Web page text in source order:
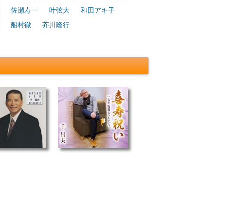
佐瀬寿一 叶弦大
和田アキ子
船村徹 芥川隆行